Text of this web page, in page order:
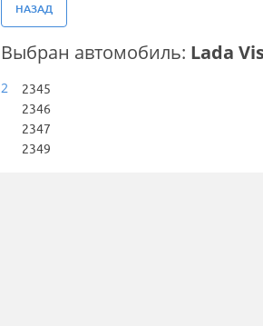
НАЗАД
Выбран автомобиль: Lada
2
2345
2346
2347
2349